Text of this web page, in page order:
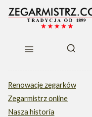
Renowacje zegarków
Zegarmistrz online
Nasza historia